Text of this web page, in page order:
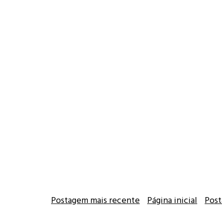
Postagem mais recente Página inicial